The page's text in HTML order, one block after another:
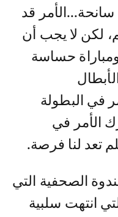
قد
لكن لا يجب أن
حساسة
في البطولة
الأمر في
تعد لنا فرصة.
الصحفية التي
انتهت سلبية